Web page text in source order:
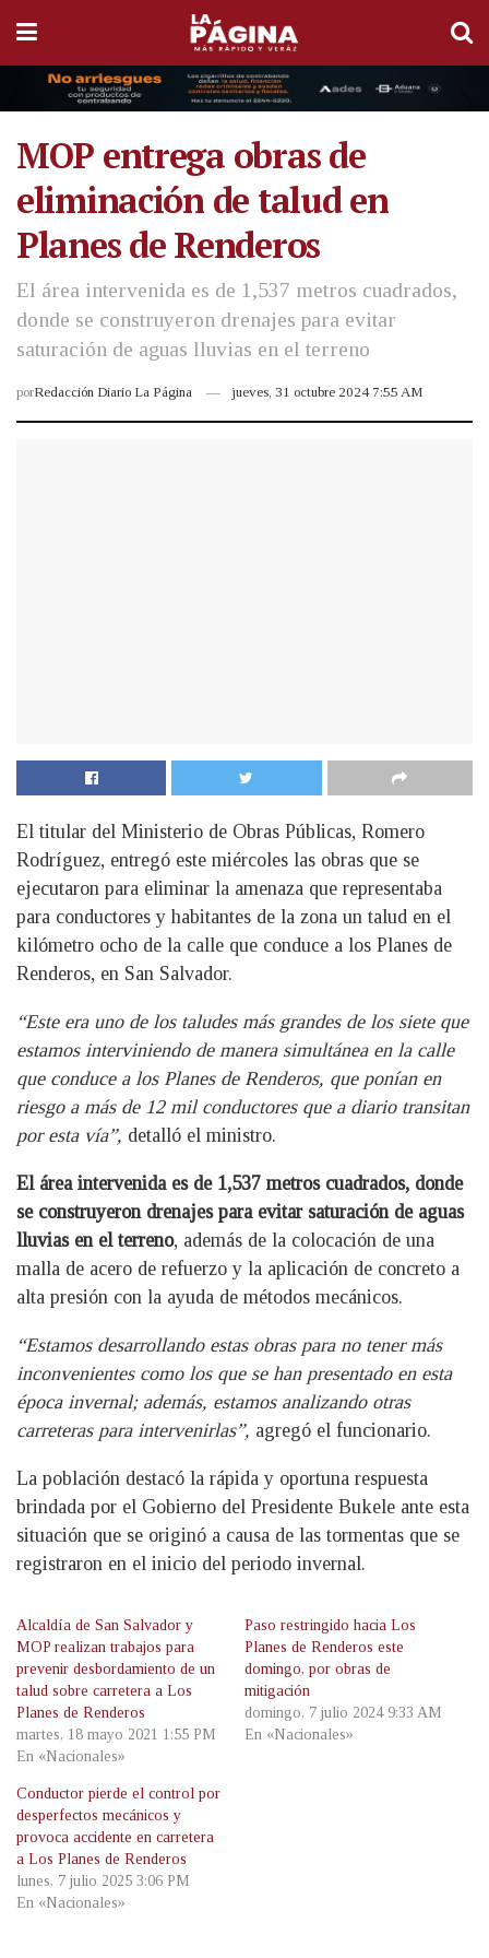
MOP entrega obras de
eliminación de talud en
Planes de Renderos
El área intervenida es de 1,537 metros cuadrados,
donde se construyeron drenajes para evitar
saturación de aguas lluvias en el terreno
porRedacción Diario La Página jueves, 31 octubre 2024 7:55 AM
El titular del Ministerio de Obras Públicas, Romero
Rodríguez, entregó este miércoles las obras que se
ejecutaron para eliminar la amenaza que representaba
para conductores y habitantes de la zona un talud en el
kilómetro ocho de la calle que conduce a los Planes de
Renderos, en San Salvador.
“Este era uno de los taludes más grandes de los siete que
estamos interviniendo de manera simultánea en la calle
que conduce a los Planes de Renderos, que ponían en
riesgo a más de 12 mil conductores que a diario transitan
por esta vía”, detalló el ministro.
El área intervenida es de 1,537 metros cuadrados, donde
se construyeron drenajes para evitar saturación de aguas
lluvias en el terreno, además de la colocación de una
malla de acero de refuerzo y la aplicación de concreto a
alta presión con la ayuda de métodos mecánicos.
“Estamos desarrollando estas obras para no tener más
inconvenientes como los que se han presentado en esta
época invernal; además, estamos analizando otras
carreteras para intervenirlas”, agregó el funcionario.
La población destacó la rápida y oportuna respuesta
brindada por el Gobierno del Presidente Bukele ante esta
situación que se originó a causa de las tormentas que se
registraron en el inicio del periodo invernal.
Alcaldía de San Salvador y
MOP realizan trabajos para
prevenir desbordamiento de un
talud sobre carretera a Los
Planes de Renderos
martes, 18 mayo 2021 1:55 PM
En «Nacionales»
Paso restringido hacia Los
Planes de Renderos este
domingo, por obras de
mitigación
domingo, 7 julio 2024 9:33 AM
En «Nacionales»
Conductor pierde el control por
desperfectos mecánicos y
provoca accidente en carretera
a Los Planes de Renderos
lunes, 7 julio 2025 3:06 PM
En «Nacionales»